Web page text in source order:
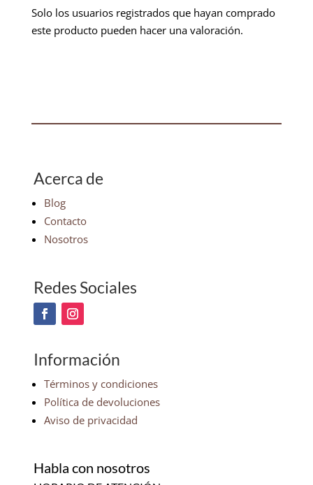
Solo los usuarios registrados que hayan comprado
este producto pueden hacer una valoración.
Acerca de
Blog
Contacto
Nosotros
Redes Sociales
Información
Términos y condiciones
Política de devoluciones
Aviso de privacidad
Habla con nosotros